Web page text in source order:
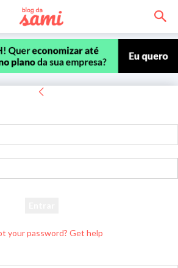
your password? Get help